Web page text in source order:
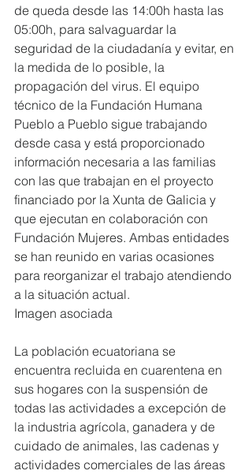
de queda desde las 14:00h hasta las
05:00h, para salvaguardar la
seguridad de la ciudadanía y evitar, en
la medida de lo posible, la
propagación del virus. El equipo
técnico de la Fundación Humana
Pueblo a Pueblo sigue trabajando
desde casa y está proporcionado
información necesaria a las familias
con las que trabajan en el proyecto
financiado por la Xunta de Galicia y
que ejecutan en colaboración con
Fundación Mujeres. Ambas entidades
se han reunido en varias ocasiones
para reorganizar el trabajo atendiendo
a la situación actual.
Imagen asociada
La población ecuatoriana se
encuentra recluida en cuarentena en
sus hogares con la suspensión de
todas las actividades a excepción de
la industria agrícola, ganadera y de
cuidado de animales, las cadenas y
actividades comerciales de las áreas